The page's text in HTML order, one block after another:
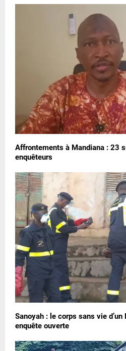
Affrontements à Mandiana : 23
enquêteurs
Sanoyah : le corps sans vie
enquête ouverte